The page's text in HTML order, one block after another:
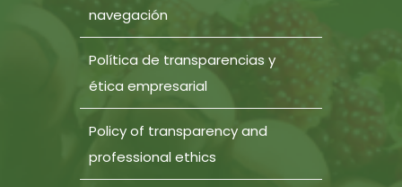
navegación
Política de transparencias y
ética empresarial
Policy of transparency and
professional ethics